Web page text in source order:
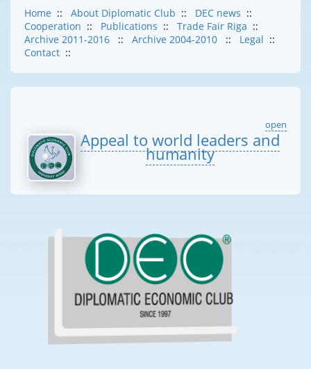
Home :: About Diplomatic Club :: DEC news ::
Cooperation :: Publications :: Trade Fair Riga ::
Archive 2011-2016
:: Archive 2004-2010 :: Legal ::
Contact ::
open
Appeal to world leaders and
humanity